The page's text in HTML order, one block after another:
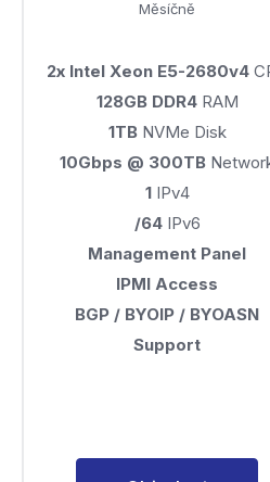
Měsíčně
2x Intel Xeon E5-2680v4
128GB DDR4 RAM
1TBNVMe Disk
10Gbps @ 300TB
1IPv4
/64IPv6
Management Panel
IPMI Access
BGP / BYOIP / BYOASN
Support